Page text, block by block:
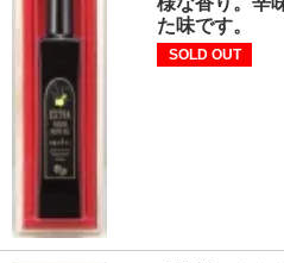
た味です。
SOLD OUT